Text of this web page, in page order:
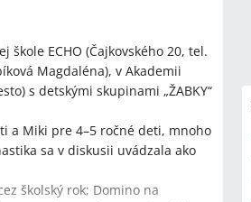
ECHO (Čajkovského 20, tel.
Magdaléna), v Akademii
s detskými skupinami „ŽABKY“
a Miki pre 4–5 ročné deti, mnoho
sa v diskusii uvádzala ako
školský rok; Domino na